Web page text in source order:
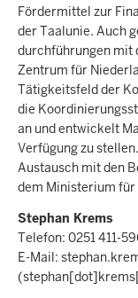
Fördermittel zur
der Taalunie. Auch
durchführungen mit
Zentrum für
Tätigkeitsfeld der
die
an und entwickelt
Verfügung zu
Austausch mit den
dem Ministerium für
Stephan Krems
Telefon: 0251 411-
E-Mail: